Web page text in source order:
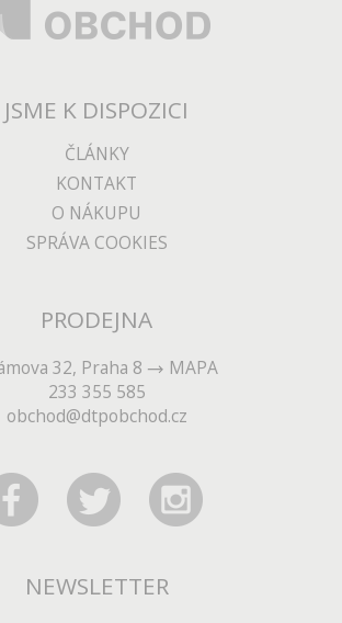
JSME K DISPOZICI
ČLÁNKY
KONTAKT
O NÁKUPU
SPRÁVA COOKIES
PRODEJNA
32, Praha 8
MAPA
233 355 585
obchod@dtpobchod.cz
NEWSLETTER